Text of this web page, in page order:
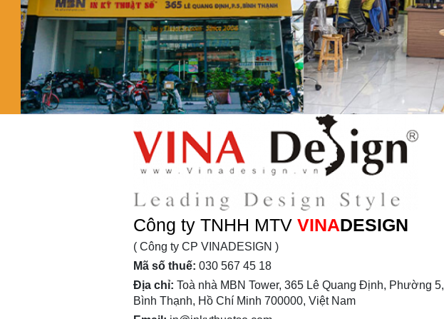
Công ty TNHH MTV VINADESIGN
( Công ty CP VINADESIGN )
Mã số thuế: 030 567 45 18
Địa chỉ: Toà nhà MBN Tower, 365 Lê Quang Định, Phường 5,
Bình Thạnh, Hồ Chí Minh 700000, Việt Nam